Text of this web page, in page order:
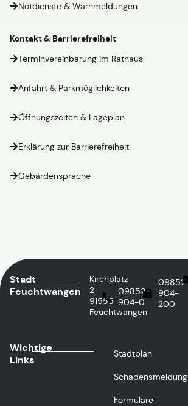
Notdienste & Warnmeldungen
Kontakt & Barrierefreiheit
Terminvereinbarung im Rathaus
Anfahrt & Parkmöglichkeiten
Öffnungszeiten & Lageplan
Erklärung zur Barrierefreiheit
Gebärdensprache
Stadt
Feuchtwangen
Kirchplatz
2
91555
Feuchtwangen
09852
904-0
09852
904-
200
Wichtige
Links
Stadtplan
Schadensmeldung
Formulare